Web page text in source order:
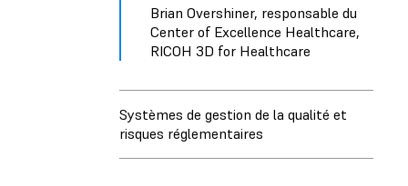
Brian Overshiner, responsable du
Center of Excellence Healthcare,
RICOH 3D for Healthcare
Systèmes de gestion de la qualité et
risques réglementaires